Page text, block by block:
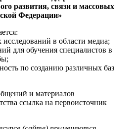
развития, связи и массовых
Федерации»
в области медиа;
для обучения специалистов в
по созданию различных баз
и материалов
ссылка на первоисточник